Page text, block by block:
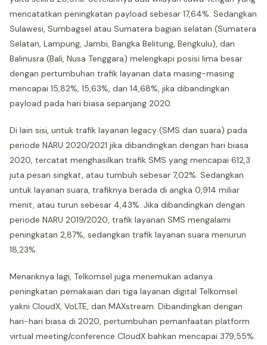
mencatatkan peningkatan payload sebesar 17,64%. Sedangkan
Sulawesi, Sumbagsel atau Sumatera bagian selatan (Sumatera
Selatan, Lampung, Jambi, Bangka Belitung, Bengkulu), dan
Balinusra (Bali, Nusa Tenggara) melengkapi posisi lima besar
dengan pertumbuhan trafik layanan data masing-masing
mencapai 15,82%, 15,63%, dan 14,68%, jika dibandingkan
payload pada hari biasa sepanjang 2020.
Di lain sisi, untuk trafik layanan legacy (SMS dan suara) pada
periode NARU 2020/2021 jika dibandingkan dengan hari biasa
2020, tercatat menghasilkan trafik SMS yang mencapai 612,3
juta pesan singkat, atau tumbuh sebesar 7,02%. Sedangkan
untuk layanan suara, trafiknya berada di angka 0,914 miliar
menit, atau turun sebesar 4,43%. Jika dibandingkan dengan
periode NARU 2019/2020, trafik layanan SMS mengalami
peningkatan 2,87%, sedangkan trafik layanan suara menurun
18,23%.
Menariknya lagi, Telkomsel juga menemukan adanya
peningkatan pemakaian dari tiga layanan digital Telkomsel
yakni CloudX, VoLTE, dan MAXstream. Dibandingkan dengan
hari-hari biasa di 2020, pertumbuhan pemanfaatan platform
virtual meeting/conference CloudX bahkan mencapai 379,55%.